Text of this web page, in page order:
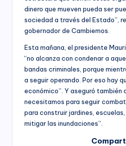
dinero que mueven pueda ser
sociedad a través del Estado”,
gobernador de Cambiemos.
Esta mañana, el presidente
“no alcanza con condenar a
bandas criminales, porque
a seguir operando. Por eso hay
económico”. Y aseguró también
necesitamos para seguir
para construir jardines,
mitigar las inundaciones”.